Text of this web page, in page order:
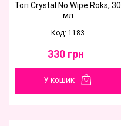
Топ Crystal No Wipe Roks, 30
мл
Код: 1183
330 грн
У кошик